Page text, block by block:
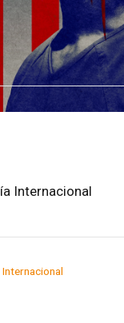
Internacional